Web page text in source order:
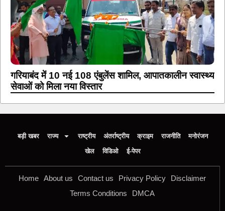
गरियाबंद में 10 नई 108 एंबुलेंस शामिल, आपातकालीन स्वास्थ्य
सेवाओं को मिला नया विस्तार
बड़ी खबर राज्य राष्ट्रीय अंतर्राष्ट्रीय क्राइम राजनीति
मनोरंजन
खेल
विडिओ ई-पेपर
Home About us Contact us Privacy Policy
Disclaimer
Terms Conditions
DMCA